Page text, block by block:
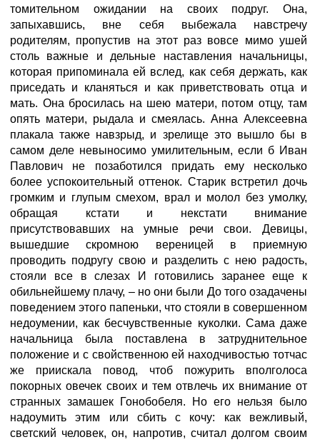
томительном ожидании на своих подруг. Она,
запыхавшись, вне себя выбежала навстречу
родителям, пропустив на этот раз вовсе мимо ушей
столь важные и дельные наставления начальницы,
которая припоминала ей вслед, как себя держать, как
приседать и кланяться и как приветствовать отца и
мать. Она бросилась на шею матери, потом отцу, там
опять матери, рыдала и смеялась. Анна Алексеевна
плакала также навзрыд, и зрелище это вышло бы в
самом деле невыносимо умилительным, если б Иван
Павлович не позаботился придать ему несколько
более успокоительный оттенок. Старик встретил дочь
громким и глупым смехом, врал и молол без умолку,
обращая кстати и некстати внимание
присутствовавших на умные речи свои. Девицы,
вышедшие скромною вереницей в приемную
проводить подругу свою и разделить с нею радость,
стояли все в слезах И готовились заранее еще к
обильнейшему плачу, – но они были До того озадачены
поведением этого папеньки, что стояли в совершенном
недоумении, как бесчувственные куколки. Сама даже
начальница была поставлена в затруднительное
положение и с свойственною ей находчивостью тотчас
же приискала повод, чтоб пожурить вполголоса
покорных овечек своих и тем отвлечь их внимание от
странных замашек Гонобобеля. Но его нельзя было
надоумить этим или сбить с кочу: как вежливый,
светский человек, он, напротив, считал долгом своим